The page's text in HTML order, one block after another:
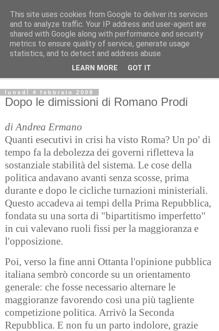
Avvenire dei Lavoratori
PERISCOPIO
lunedì 4 febbraio 2008
Dopo le dimissioni di Romano Prodi
di Andrea Ermano
Quanti esecutivi in crisi ha visto Roma? Un po' di
tempo fa la debolezza dei governi rifletteva la
sostanziale stabilità del sistema. Le cose della
politica andavano avanti senza scosse, prima
durante e dopo le cicliche turnazioni ministeriali.
Questo accadeva ai tempi della Prima Repubblica,
fondata su una sorta di "bipartitismo imperfetto"
in cui valevano ruoli fissi per la maggioranza e
l'opposizione.
Poi, verso la fine anni Ottanta l'opinione pubblica
italiana sembrò concorde su un orientamento
generale: che fosse necessario alternare le
maggioranze favorendo così una più tagliente
competizione politica. Arrivò la Seconda
Repubblica. E non fu un parto indolore, grazie
This site uses cookies from Google to deliver its services
and to analyze traffic. Your IP address and user-agent are
shared with Google along with performance and security
metrics to ensure quality of service, generate usage
statistics, and to detect and address abuse.
LEARN MORE GOT IT